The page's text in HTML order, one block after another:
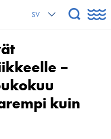
SV
–
kuin